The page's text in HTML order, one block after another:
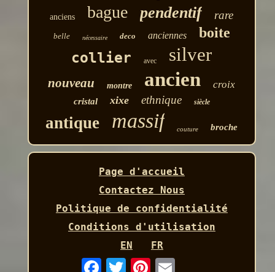
anciens bague pendentif rare
belle nécessaire deco anciennes
boite
collier
avec silver
nouveau montre ancien croix
cristal xixe ethnique siècle
antique massif couture broche
Page d'accueil
Contactez Nous
Politique de confidentialité
Conditions d'utilisation
EN
FR